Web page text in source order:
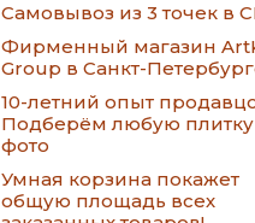
Самовывоз из 3 точек в
Фирменный магазин
Group в Санкт-
10-летний опыт
Подберём любую
фото
Умная корзина покажет
общую площадь всех